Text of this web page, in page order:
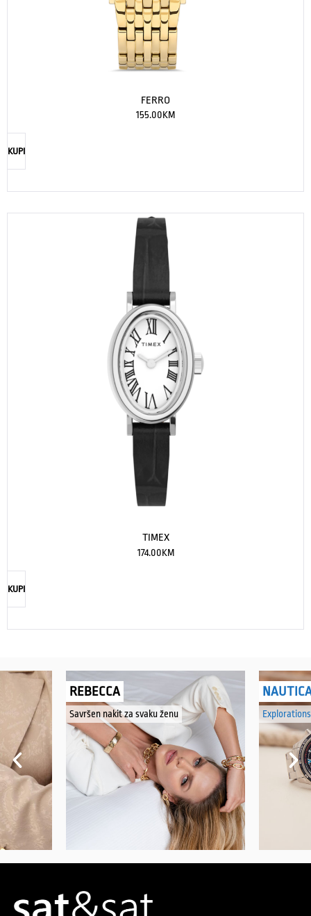
FERRO
155.00KM
KUPI
TIMEX
174.00KM
KUPI
REBECCA
Savršen nakit za svaku ženu